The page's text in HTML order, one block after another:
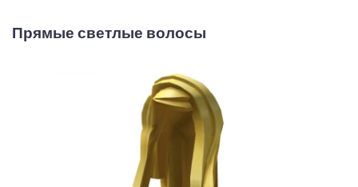
Прямые светлые волосы